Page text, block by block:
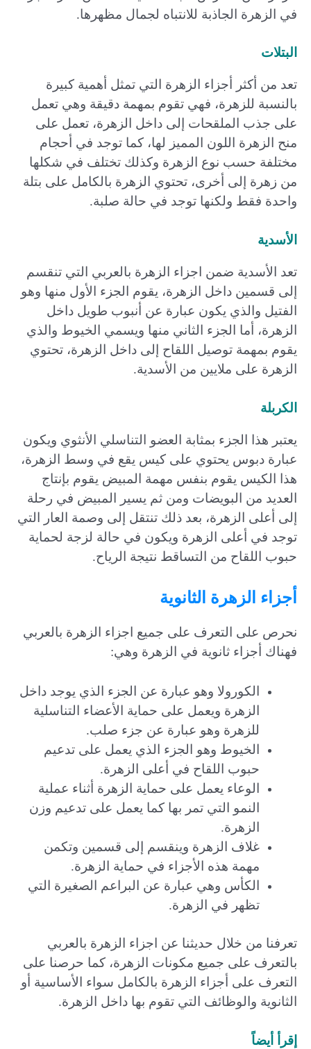
في الزهرة الجاذبة للانتباه لجمال مظهرها.
البتلات
تعد من أكثر أجزاء الزهرة التي تمثل أهمية كبيرة
بالنسبة للزهرة، فهي تقوم بمهمة دقيقة وهي تعمل
على جذب الملقحات إلى داخل الزهرة، تعمل على
منح الزهرة اللون المميز لها، كما توجد في أحجام
مختلفة حسب نوع الزهرة وكذلك تختلف في شكلها
من زهرة إلى أخرى، تحتوي الزهرة بالكامل على بتلة
واحدة فقط ولكنها توجد في حالة صلبة.
الأسدية
تعد الأسدية ضمن اجزاء الزهرة بالعربي التي تنقسم
إلى قسمين داخل الزهرة، يقوم الجزء الأول منها وهو
الفتيل والذي يكون عبارة عن أنبوب طويل داخل
الزهرة، أما الجزء الثاني منها ويسمي الخيوط والذي
يقوم بمهمة توصيل اللقاح إلى داخل الزهرة، تحتوي
الزهرة على ملايين من الأسدية.
الكربلة
يعتبر هذا الجزء بمثابة العضو التناسلي الأنثوي ويكون
عبارة دبوس يحتوي على كيس يقع في وسط الزهرة،
هذا الكيس يقوم بنفس مهمة المبيض يقوم بإنتاج
العديد من البويضات ومن ثم يسير المبيض في رحلة
إلى أعلى الزهرة، بعد ذلك تنتقل إلى وصمة العار التي
توجد في أعلى الزهرة ويكون في حالة لزجة لحماية
حبوب اللقاح من التساقط نتيجة الرياح.
أجزاء الزهرة الثانوية
نحرص على التعرف على جميع اجزاء الزهرة بالعربي
فهناك أجزاء ثانوية في الزهرة وهي:
الكورولا وهو عبارة عن الجزء الذي يوجد داخل
الزهرة ويعمل على حماية الأعضاء التناسلية
للزهرة وهو عبارة عن جزء صلب.
الخيوط وهو الجزء الذي يعمل على تدعيم
حبوب اللقاح في أعلى الزهرة.
الوعاء يعمل على حماية الزهرة أثناء عملية
النمو التي تمر بها كما يعمل على تدعيم وزن
الزهرة.
غلاف الزهرة وينقسم إلى قسمين وتكمن
مهمة هذه الأجزاء في حماية الزهرة.
الكأس وهي عبارة عن البراعم الصغيرة التي
تظهر في الزهرة.
تعرفنا من خلال حديثنا عن اجزاء الزهرة بالعربي
بالتعرف على جميع مكونات الزهرة، كما حرصنا على
التعرف على أجزاء الزهرة بالكامل سواء الأساسية أو
الثانوية والوظائف التي تقوم بها داخل الزهرة.
إقرأ أيضاً